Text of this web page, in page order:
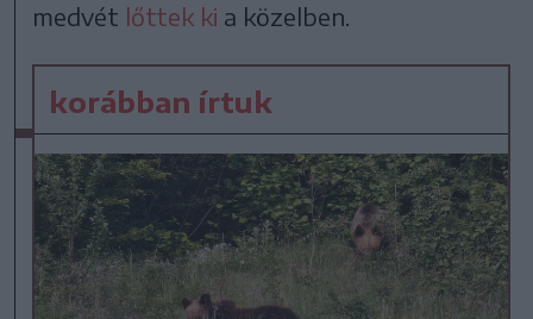
medvét lőttek ki a közelben.
korábban írtuk